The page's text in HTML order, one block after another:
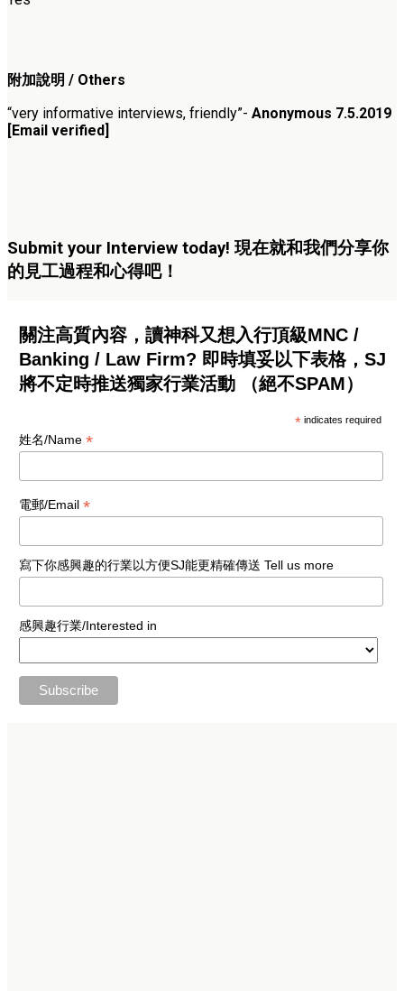
附加說明 / Others
“very informative interviews, friendly”- Anonymous 7.5.2019
[Email verified]
Submit your Interview today! 現在就和我們分享你
的見工過程和心得吧！
關注高質內容，讀神科又想入行頂級MNC /
Banking / Law Firm? 即時填妥以下表格，SJ
將不定時推送獨家行業活動 （絕不SPAM）
* indicates required
姓名/Name *
電郵/Email *
寫下你感興趣的行業以方便SJ能更精確傳送 Tell us more
感興趣行業/Interested in